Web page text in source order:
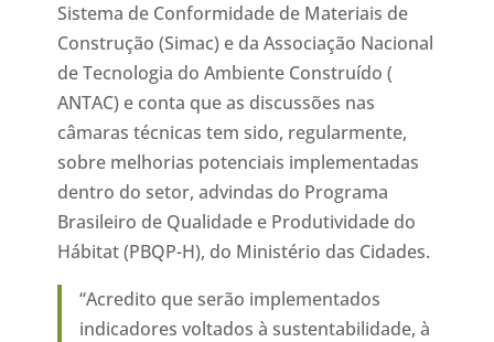
Sistema de Conformidade de Materiais de
Construção (Simac) e da Associação Nacional
de Tecnologia do Ambiente Construído (
ANTAC) e conta que as discussões nas
câmaras técnicas tem sido, regularmente,
sobre melhorias potenciais implementadas
dentro do setor, advindas do Programa
Brasileiro de Qualidade e Produtividade do
Hábitat (PBQP-H), do Ministério das Cidades.
“Acredito que serão implementados
indicadores voltados à sustentabilidade, à